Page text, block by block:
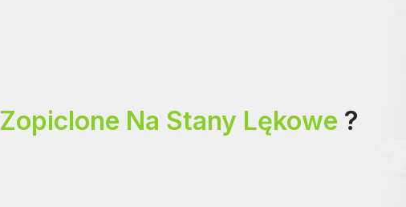
Zopiclone Na Stany Lękowe ?